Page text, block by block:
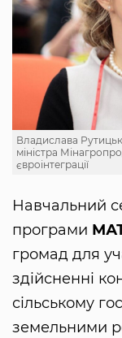
Владислава
міністра
євроінтеграції
Навчальний
програми
громад для
здійсненні
сільському
земельними